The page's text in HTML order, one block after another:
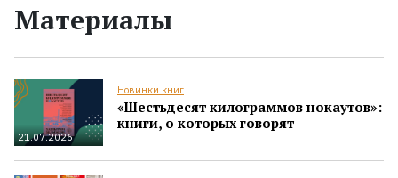
Материалы
21.07.2026
Новинки книг
«Шестьдесят килограммов нокаутов»:
книги, о которых говорят